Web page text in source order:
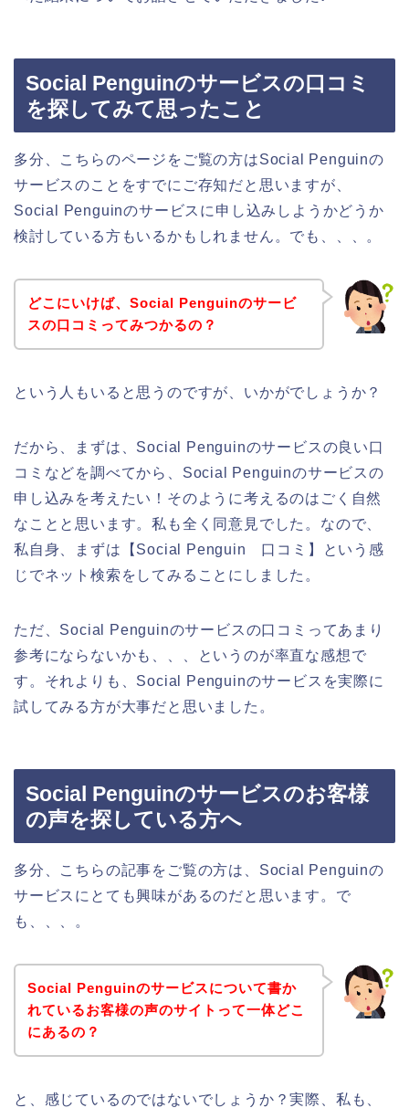
Social Penguinのサービスの口コミ
を探してみて思ったこと
多分、こちらのページをご覧の方はSocial Penguinの
サービスのことをすでにご存知だと思いますが、
Social Penguinのサービスに申し込みしようかどうか
検討している方もいるかもしれません。でも、、、。
どこにいけば、Social Penguinのサービ
スの口コミってみつかるの？
という人もいると思うのですが、いかがでしょうか？
だから、まずは、Social Penguinのサービスの良い口
コミなどを調べてから、Social Penguinのサービスの
申し込みを考えたい！そのように考えるのはごく自然
なことと思います。私も全く同意見でした。なので、
私自身、まずは【Social Penguin 口コミ】という感
じでネット検索をしてみることにしました。
ただ、Social Penguinのサービスの口コミってあまり
参考にならないかも、、、というのが率直な感想で
す。それよりも、Social Penguinのサービスを実際に
試してみる方が大事だと思いました。
Social Penguinのサービスのお客様
の声を探している方へ
多分、こちらの記事をご覧の方は、Social Penguinの
サービスにとても興味があるのだと思います。で
も、、、。
Social Penguinのサービスについて書か
れているお客様の声のサイトって一体どこ
にあるの？
と、感じているのではないでしょうか？実際、私も、